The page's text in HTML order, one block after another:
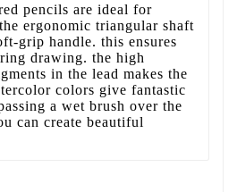
pencils are ideal for
ergonomic triangular shaft
grip handle. this ensures
drawing. the high
in the lead makes the
colors give fantastic
a wet brush over the
can create beautiful